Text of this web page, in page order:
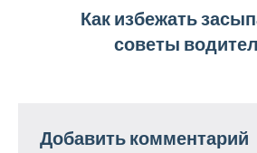
Как избежать
советы
Добавить комментарий